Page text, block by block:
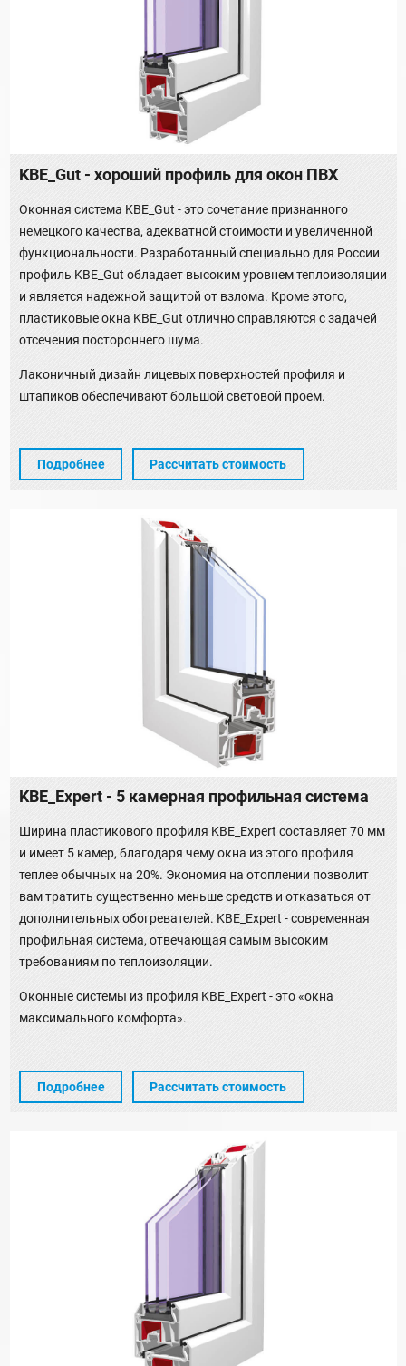
KBE_Gut - хороший профиль для окон ПВХ
Оконная система KBE_Gut - это сочетание признанного
немецкого качества, адекватной стоимости и увеличенной
функциональности. Разработанный специально для России
профиль KBE_Gut обладает высоким уровнем теплоизоляции
и является надежной защитой от взлома. Кроме этого,
пластиковые окна KBE_Gut отлично справляются с задачей
отсечения постороннего шума.
Лаконичный дизайн лицевых поверхностей профиля и
штапиков обеспечивают большой световой проем.
Подробнее Рассчитать стоимость
KBE_Expert - 5 камерная профильная система
Ширина пластикового профиля KBE_Expert составляет 70 мм
и имеет 5 камер, благодаря чему окна из этого профиля
теплее обычных на 20%. Экономия на отоплении позволит
вам тратить существенно меньше средств и отказаться от
дополнительных обогревателей. KBE_Expert - современная
профильная система, отвечающая самым высоким
требованиям по теплоизоляции.
Оконные системы из профиля KBE_Expert - это «окна
максимального комфорта».
Подробнее Рассчитать стоимость